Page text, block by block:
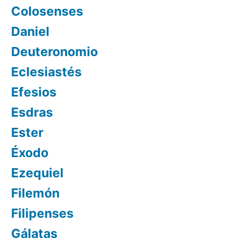
Colosenses
Daniel
Deuteronomio
Eclesiastés
Efesios
Esdras
Ester
Éxodo
Ezequiel
Filemón
Filipenses
Gálatas